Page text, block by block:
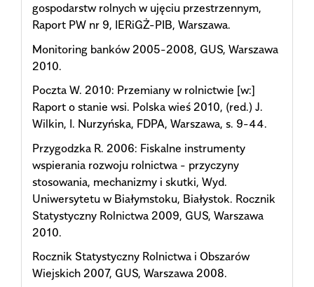
gospodarstw rolnych w ujęciu przestrzennym,
Raport PW nr 9, IERiGŻ-PIB, Warszawa.
Monitoring banków 2005-2008, GUS, Warszawa
2010.
Poczta W. 2010: Przemiany w rolnictwie [w:]
Raport o stanie wsi. Polska wieś 2010, (red.) J.
Wilkin, I. Nurzyńska, FDPA, Warszawa, s. 9-44.
Przygodzka R. 2006: Fiskalne instrumenty
wspierania rozwoju rolnictwa - przyczyny
stosowania, mechanizmy i skutki, Wyd.
Uniwersytetu w Białymstoku, Białystok. Rocznik
Statystyczny Rolnictwa 2009, GUS, Warszawa
2010.
Rocznik Statystyczny Rolnictwa i Obszarów
Wiejskich 2007, GUS, Warszawa 2008.